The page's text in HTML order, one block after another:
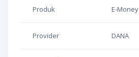
Produk E-Money
Provider DANA